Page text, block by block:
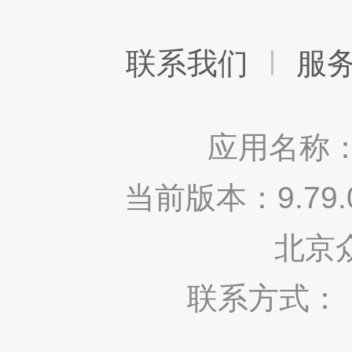
联系我们 服
应用名称
当前版本：
北京
联系方式